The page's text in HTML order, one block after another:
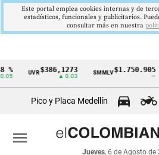
Cintillo
económicos
Colombia
$386,1273
▲ 0.03
SMMLV$1.750.905
Pico y Placa Medellín
Jueves, 6 de Agosto de
menu
Este portal emplea cookies internas y de
estadísticos, funcionales y publicitarios.
consultar más en nuestra